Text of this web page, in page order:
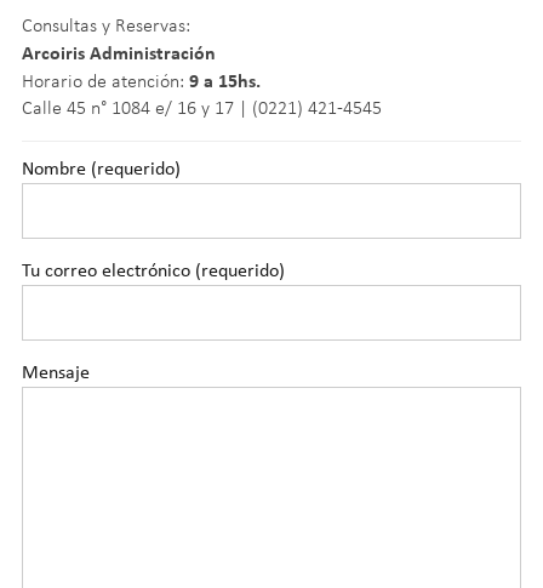
Consultas y Reservas:
Arcoiris Administración
Horario de atención: 9 a 15hs.
Calle 45 n° 1084 e/ 16 y 17 | (0221) 421-4545
Nombre (requerido)
Tu correo electrónico (requerido)
Mensaje